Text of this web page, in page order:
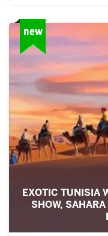
EXOTIC TUNISIA
SHOW,